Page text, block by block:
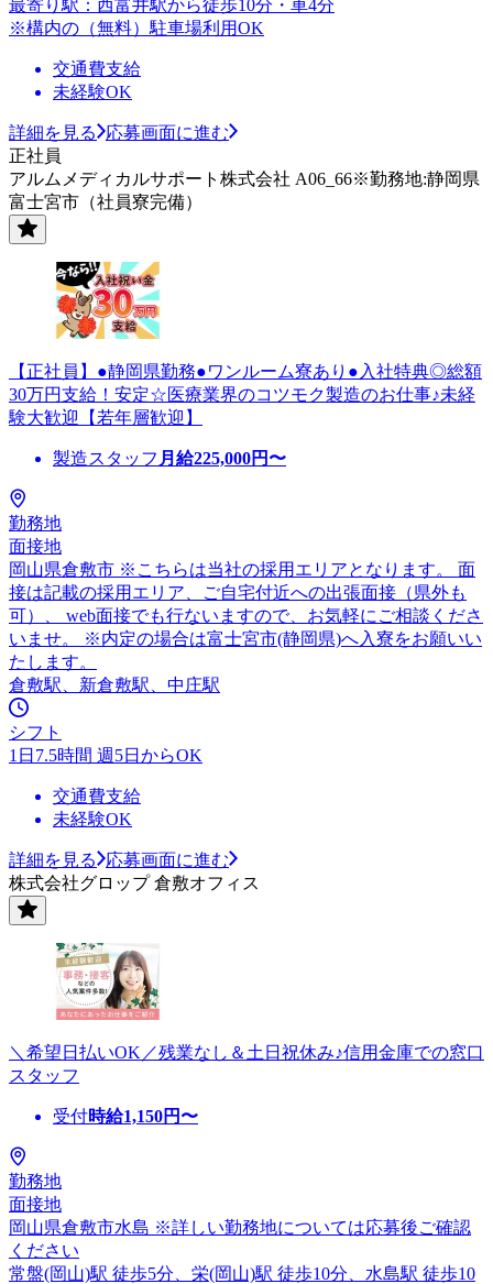
最寄り駅：西富井駅から徒歩10分・車4分
※構内の（無料）駐車場利用OK
交通費支給
未経験OK
詳細を見る
応募画面に進む
正社員
アルムメディカルサポート株式会社 A06_66※勤務地:静岡県
富士宮市（社員寮完備）
【正社員】●静岡県勤務●ワンルーム寮あり●入社特典◎総額
30万円支給！安定☆医療業界のコツモク製造のお仕事♪未経
験大歓迎【若年層歓迎】
製造スタッフ 月給225,000円〜
勤務地
面接地
岡山県倉敷市 ※こちらは当社の採用エリアとなります。 面
接は記載の採用エリア、ご自宅付近への出張面接（県外も
可）、 web面接でも行ないますので、お気軽にご相談くださ
いませ。 ※内定の場合は富士宮市(静岡県)へ入寮をお願いい
たします。
倉敷駅、新倉敷駅、中庄駅
シフト
1日7.5時間 週5日からOK
交通費支給
未経験OK
詳細を見る
応募画面に進む
株式会社グロップ 倉敷オフィス
＼希望日払いOK／残業なし＆土日祝休み♪信用金庫での窓口
スタッフ
受付時給1,150円〜
勤務地
面接地
岡山県倉敷市水島 ※詳しい勤務地については応募後ご確認
ください
常盤(岡山)駅 徒歩5分、栄(岡山)駅 徒歩10分、水島駅 徒歩10